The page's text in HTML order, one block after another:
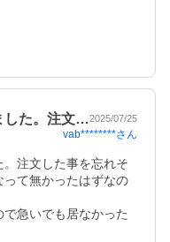
した。注文…2025/07/25
vab********さん
注文した事を忘れそ
って無かったはずなの
急いでも居なかった